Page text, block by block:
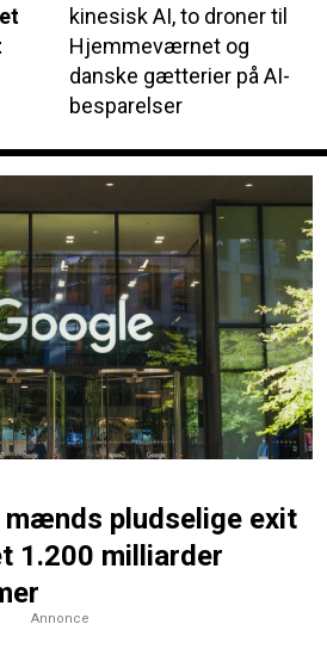
kinesisk AI, to droner til
Hjemmeværnet og
danske gætterier på AI-
besparelser
pludselige exit
1.200 milliarder
Annonce